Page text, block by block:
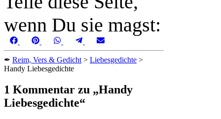
wenn Du sie magst:
Share
on
FacebookShare
on
Pinterest Share
on
WhatsAppShare
on
TelegramShare
on
✒ Reim, Vers & Gedicht > Liebesgedichte >
Handy Liebesgedichte
1 Kommentar zu „Handy
Liebesgedichte“